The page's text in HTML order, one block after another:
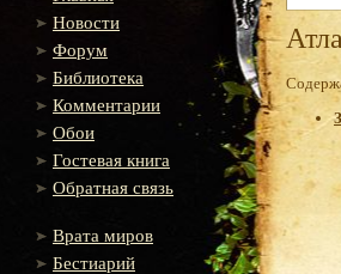
Новости
Форум
Библиотека
Комментарии
Обои
Гостевая книга
Обратная связь
Врата миров
Бестиарий